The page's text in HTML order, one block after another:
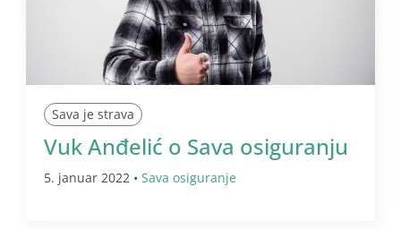
Sava je strava
Vuk Anđelić o Sava osiguranju
5. januar 2022 • Sava osiguranje